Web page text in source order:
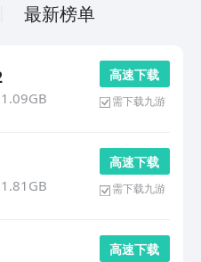
最新榜单
1.09GB
高 速 下 载
需下载九游
1.81GB
高 速 下 载
需下载九游
高 速 下 载